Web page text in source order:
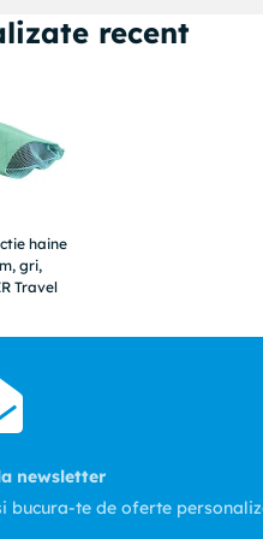
recent
haine
gri,
Travel
newsletter
bucura-te de oferte